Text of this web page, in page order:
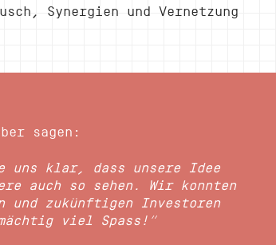
Synergien und Vernetzung
sagen:
uns klar, dass unsere Idee
auch so sehen. Wir konnten
und zukünftigen Investoren
viel Spass!”